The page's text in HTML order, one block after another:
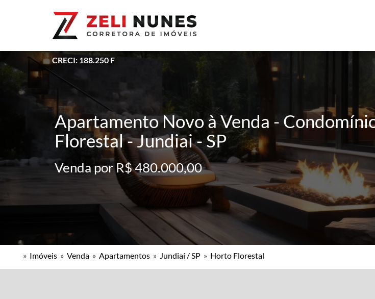
CRECI: 188.250 F
Apartamento Novo à Venda -
Florestal - Jundiai - SP
Venda por R$ 480.000,00
» Imóveis » Venda » Apartamentos » Jundiaí / SP » Horto Florestal